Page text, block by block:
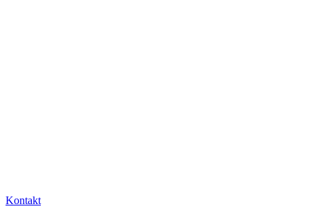
Kontakt